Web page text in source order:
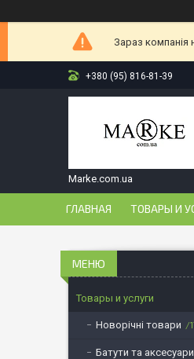
Зараз компанія
+380 (95) 816-81-39
Marke.com.ua
ГЛАВНАЯ ТОВАРЫ И
Товары и услуги
Новорічні товари
Батути та аксесуари